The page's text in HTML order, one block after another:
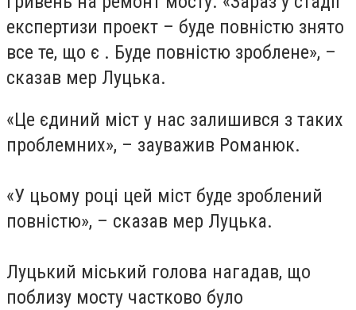
експертизи проект – буде повністю знято
все те, що є . Буде повністю зроблене», –
сказав мер Луцька.
«Це єдиний міст у нас залишився з таких
проблемних», – зауважив Романюк.
«У цьому році цей міст буде зроблений
повністю», – сказав мер Луцька.
Луцький міський голова нагадав, що
поблизу мосту частково було